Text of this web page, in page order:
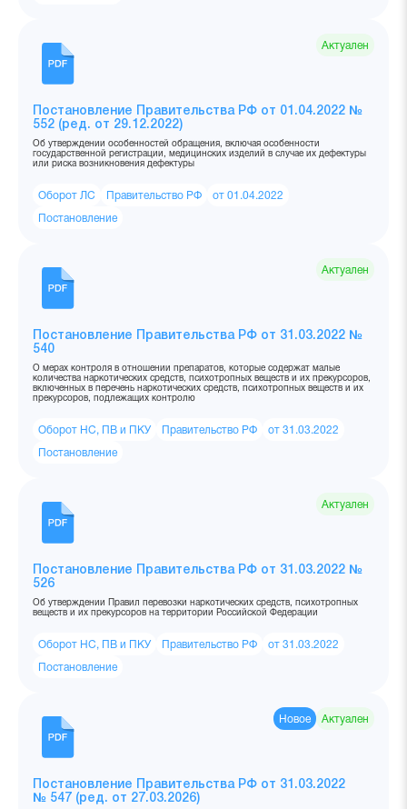
Актуален
Постановление Правительства РФ от 01.04.2022 №
552 (ред. от 29.12.2022)
Об утверждении особенностей обращения, включая особенности
государственной регистрации, медицинских изделий в случае их дефектуры
или риска возникновения дефектуры
Оборот ЛС Правительство РФ от 01.04.2022
Постановление
Актуален
Постановление Правительства РФ от 31.03.2022 №
540
О мерах контроля в отношении препаратов, которые содержат малые
количества наркотических средств, психотропных веществ и их прекурсоров,
включенных в перечень наркотических средств, психотропных веществ и их
прекурсоров, подлежащих контролю
Оборот НС, ПВ и ПКУ Правительство РФ от 31.03.2022
Постановление
Актуален
Постановление Правительства РФ от 31.03.2022 №
526
Об утверждении Правил перевозки наркотических средств, психотропных
веществ и их прекурсоров на территории Российской Федерации
Оборот НС, ПВ и ПКУ Правительство РФ от 31.03.2022
Постановление
Новое Актуален
Постановление Правительства РФ от 31.03.2022
№ 547 (ред. от 27.03.2026)